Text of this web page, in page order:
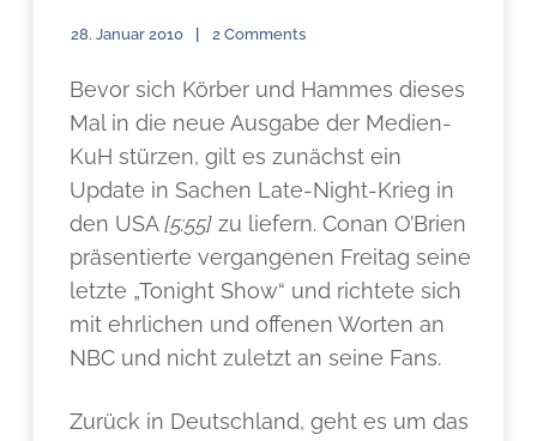
28. Januar 2010 2 Comments
Bevor sich Körber und Hammes dieses
Mal in die neue Ausgabe der Medien-
KuH stürzen, gilt es zunächst ein
Update in Sachen Late-Night-Krieg in
den USA[5:55] zu liefern. Conan O’Brien
präsentierte vergangenen Freitag seine
letzte „Tonight Show“ und richtete sich
mit ehrlichen und offenen Worten an
NBC und nicht zuletzt an seine Fans.
Zurück in Deutschland, geht es um das